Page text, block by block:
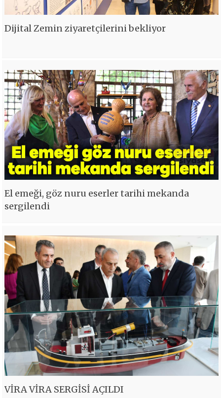
Dijital Zemin ziyaretçilerini bekliyor
El emeği, göz nuru eserler tarihi mekanda
sergilendi
VİRA VİRA SERGİSİ AÇILDI